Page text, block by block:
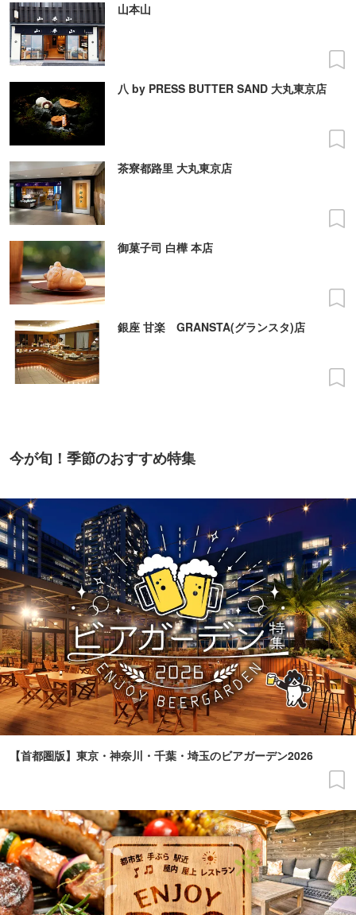
山本山
八 by PRESS BUTTER SAND 大丸東京店
茶寮都路里 大丸東京店
御菓子司 白樺 本店
銀座 甘楽 GRANSTA(グランスタ)店
今が旬！季節のおすすめ特集
【首都圏版】東京・神奈川・千葉・埼玉のビアガーデン2026